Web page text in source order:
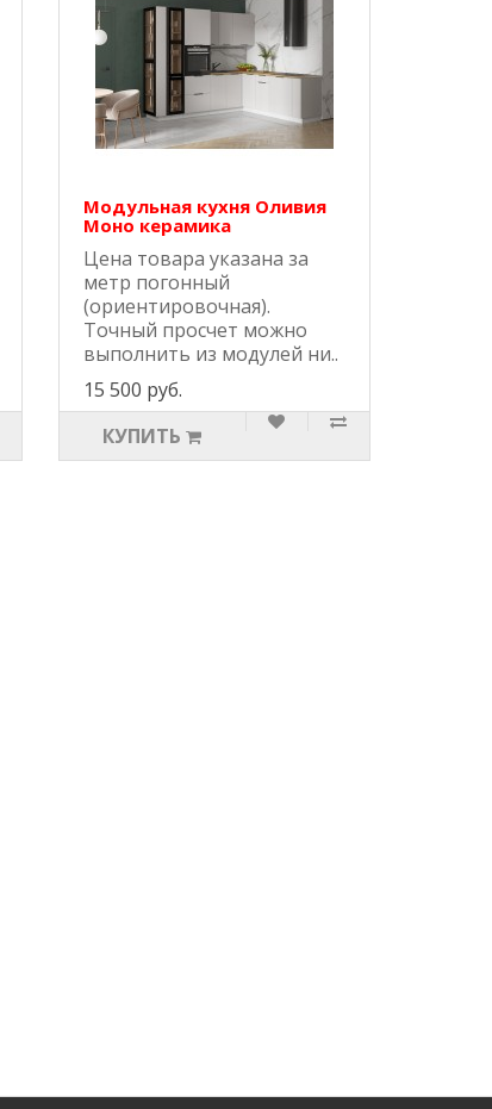
Модульная кухня Оливия
Моно керамика
Цена товара указана за
метр погонный
(ориентировочная).
Точный просчет можно
выполнить из модулей ни..
15 500 руб.
КУПИТЬ